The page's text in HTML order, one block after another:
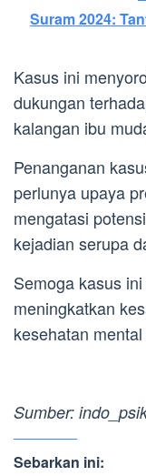
Suram 2024:
Kasus ini
dukungan
kalangan ibu
Penanganan
perlunya upaya
mengatasi
kejadian serupa
Semoga kasus
meningkatkan
kesehatan
Sumber:
Sebarkan ini: